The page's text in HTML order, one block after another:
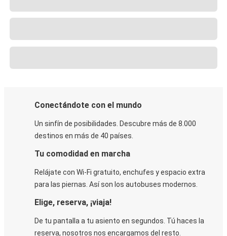
Conectándote con el mundo
Un sinfín de posibilidades. Descubre más de 8.000
destinos en más de 40 países.
Tu comodidad en marcha
Relájate con Wi-Fi gratuito, enchufes y espacio extra
para las piernas. Así son los autobuses modernos.
Elige, reserva, ¡viaja!
De tu pantalla a tu asiento en segundos. Tú haces la
reserva, nosotros nos encargamos del resto.